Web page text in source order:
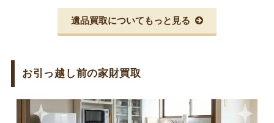
遺品買取についてもっと見る
お引っ越し前の家財買取